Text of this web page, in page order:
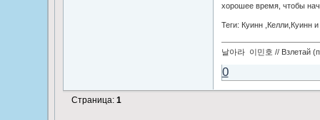
хорошее время, чтобы
Теги: Куинн ,Келли,Куинн
날아라 이민호 // Взлетай
0
Страница: 1